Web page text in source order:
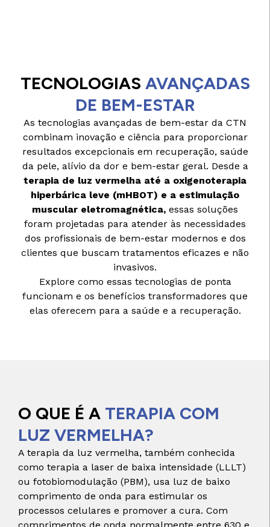
TECNOLOGIAS AVANÇADAS
DE BEM-ESTAR
As tecnologias avançadas de bem-estar da CTN
combinam inovação e ciência para proporcionar
resultados excepcionais em recuperação, saúde
da pele, alívio da dor e bem-estar geral. Desde a
terapia de luz vermelha até a oxigenoterapia
hiperbárica leve (mHBOT) e a estimulação
muscular eletromagnética, essas soluções
foram projetadas para atender às necessidades
dos profissionais de bem-estar modernos e dos
clientes que buscam tratamentos eficazes e não
invasivos.
Explore como essas tecnologias de ponta
funcionam e os benefícios transformadores que
elas oferecem para a saúde e a recuperação.
O QUE É A TERAPIA COM
LUZ VERMELHA?
A terapia da luz vermelha, também conhecida
como terapia a laser de baixa intensidade (LLLT)
ou fotobiomodulação (PBM), usa luz de baixo
comprimento de onda para estimular os
processos celulares e promover a cura. Com